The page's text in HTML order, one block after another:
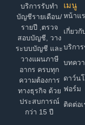
บริการรับทำ
บัญชีรายเดือน/
รายปี ,ตรวจ
สอบบัญชี, วาง
ระบบบัญชี และ
วางแผนภาษี
อากร ครบทุก
ความต้องการ
ทางธุรกิจ ด้วย
ประสบการณ์
กว่า 15 ปี
เมนู
หน้าแ
เกี่ยวกั
บริการ
บทคว
ดาว์น
ฟอร์ม
ติดต่อเ